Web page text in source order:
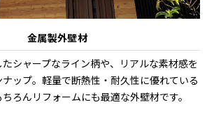
金属製外壁材
シャープなライン柄や、リアルな素材感を
ップ。軽量で断熱性・耐久性に優れている
ろんリフォームにも最適な外壁材です。